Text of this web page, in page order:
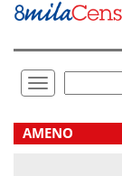
Vai
direttamente
Toggle
navigation
.
AMENO